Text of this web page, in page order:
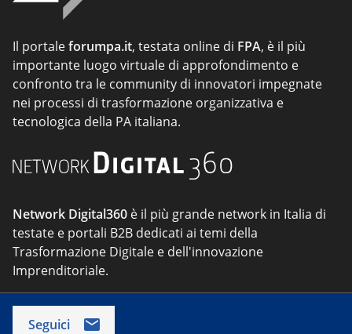
Il portaleforumpa.it, testata online di FPA, è il più
importante luogo virtuale di approfondimento e
confronto tra le community di innovatori impegnate
nei processi di trasformazione organizzativa e
tecnologica della PA italiana.
Network Digital360 è il più grande network in Italia di
testate e portali B2B dedicati ai temi della
Trasformazione Digitale e dell'innovazione
Imprenditoriale.
Seguici